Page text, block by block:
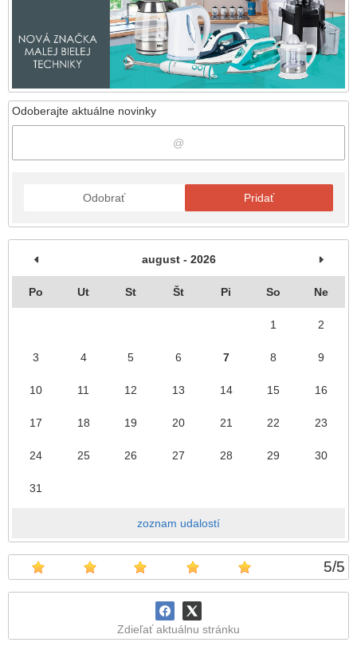
Odoberajte aktuálne novinky
Odobrať Pridať
august - 2026
Po Ut St Št Pi So Ne
1 2
3 4 5 6 7 8 9
10 11 12 13 14 15 16
17 18 19 20 21 22 23
24 25 26 27 28 29 30
31
zoznam udalostí
5/5
Zdieľať aktuálnu stránku